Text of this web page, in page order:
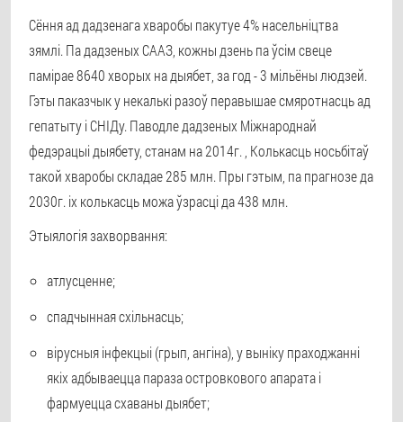
Сёння ад дадзенага хваробы пакутуе 4% насельніцтва
зямлі. Па дадзеных СААЗ, кожны дзень па ўсім свеце
памірае 8640 хворых на дыябет, за год - 3 мільёны людзей.
Гэты паказчык у некалькі разоў перавышае смяротнасць ад
гепатыту і СНІДу. Паводле дадзеных Міжнароднай
федэрацыі дыябету, станам на 2014г. , Колькасць носьбітаў
такой хваробы складае 285 млн. Пры гэтым, па прагнозе да
2030г. іх колькасць можа ўзрасці да 438 млн.
Этыялогія захворвання:
атлусценне;
спадчынная схільнасць;
вірусныя інфекцыі (грып, ангіна), у выніку праходжанні
якіх адбываецца параза островкового апарата і
фармуецца схаваны дыябет;